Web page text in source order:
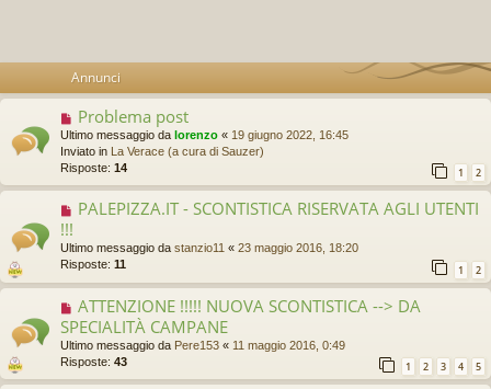
Annunci
Problema post
Ultimo messaggio da lorenzo « 19 giugno 2022, 16:45
Inviato in La Verace (a cura di Sauzer)
Risposte: 14 1 2
PALEPIZZA.IT - SCONTISTICA RISERVATA AGLI UTENTI
!!!
Ultimo messaggio da stanzio11 « 23 maggio 2016, 18:20
Risposte: 11 1 2
ATTENZIONE !!!!! NUOVA SCONTISTICA --> DA
SPECIALITÀ CAMPANE
Ultimo messaggio da Pere153 « 11 maggio 2016, 0:49
Risposte: 43 1 2 3 4 5